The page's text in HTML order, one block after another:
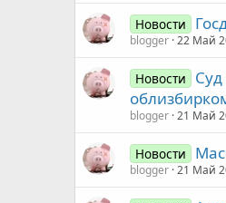
Новости
blogger 22 Май
Новости
Суд
blogger 21 Май
Новости
blogger 21 Май